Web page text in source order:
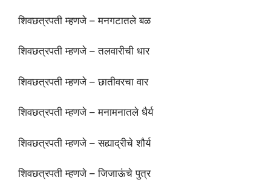
शिवछत्रपती म्हणजे – मनगटातले बळ
शिवछत्रपती म्हणजे – तलवारीची धार
शिवछत्रपती म्हणजे – छातीवरचा वार
शिवछत्रपती म्हणजे – मनामनातले धैर्य
शिवछत्रपती म्हणजे – सह्याद्रीचे शौर्य
शिवछत्रपती म्हणजे – जिजाऊंचे पुत्र